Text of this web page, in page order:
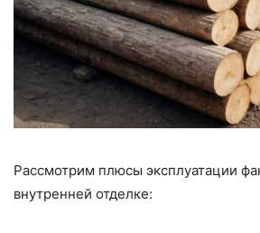
Рассмотрим плюсы эксплуатации
внутренней отделке: